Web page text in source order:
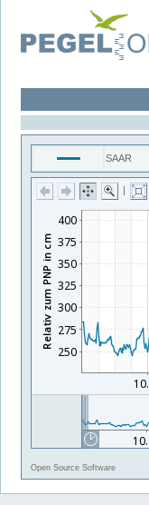
SAAR
|
Open Source Software